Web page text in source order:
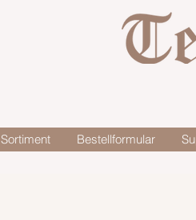
Sortiment Bestellformular